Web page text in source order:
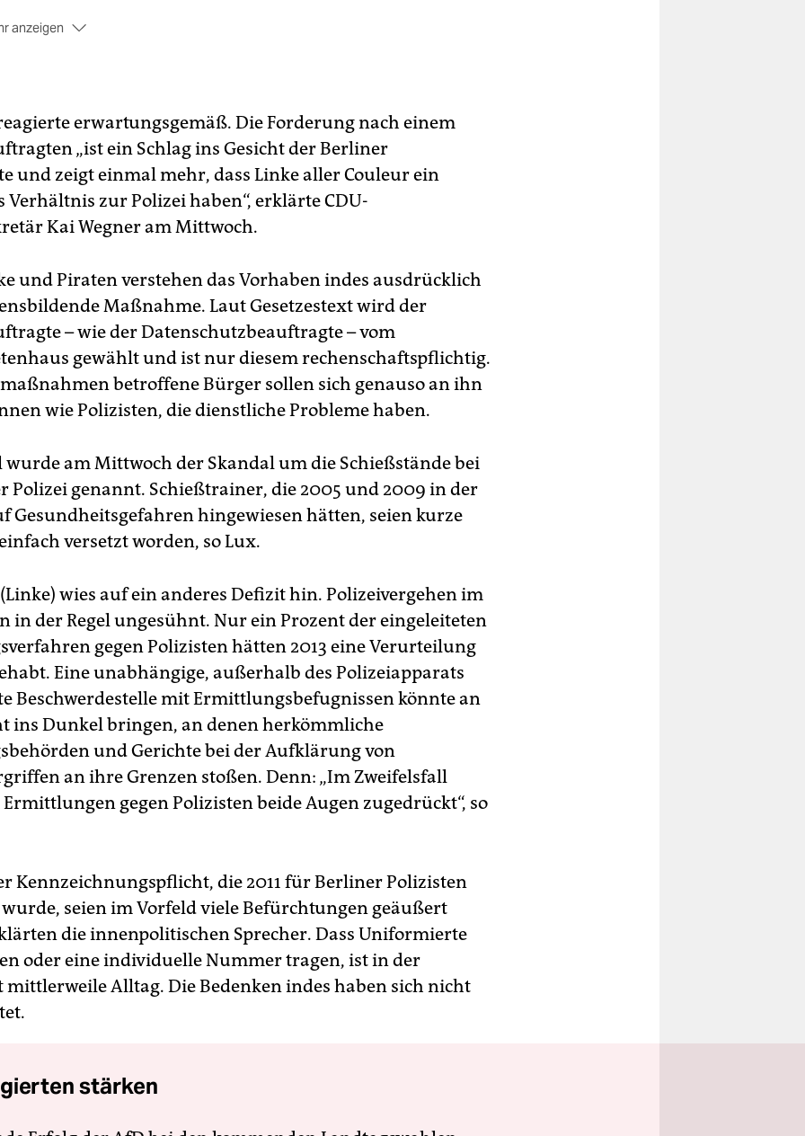
anzeigen
wird er tätig:Wenn hinreichend Anhaltspunkte vorliegen,
die Polizei rechtswidrig, unverhältnismäßig oder fehlerhaft
Erhält Zugang zu allen für den jeweiligen Vorgang
Unterlagen. Bekommt insbesondere Einsicht in alle
Kann eigene Untersuchungen anstellen.
ihn bei der Erfüllung seiner Aufgaben zu unterstützen.
Können mündlich oder schriftlichen erfolgen.
des öffentlichen Dienstes dürfen daraus keine
Nachteile entste- hen.
erwartungsgemäß. Die Forderung nach einem
„ist ein Schlag ins Gesicht der Berliner
und zeigt einmal mehr, dass Linke aller Couleur ein
Verhältnis zur Polizei haben“, erklärte CDU-
Kai Wegner am Mittwoch.
und Piraten verstehen das Vorhaben indes ausdrücklich
Maßnahme. Laut Gesetzestext wird der
– wie der Datenschutzbeauftragte – vom
gewählt und ist nur diesem rechenschaftspflichtig.
betroffene Bürger sollen sich genauso an ihn
wie Polizisten, die dienstliche Probleme haben.
wurde am Mittwoch der Skandal um die Schießstände bei
Polizei genannt. Schießtrainer, die 2005 und 2009 in der
Gesundheitsgefahren hingewiesen hätten, seien kurze
versetzt worden, so Lux.
wies auf ein anderes Defizit hin. Polizeivergehen im
in der Regel ungesühnt. Nur ein Prozent der eingeleiteten
gegen Polizisten hätten 2013 eine Verurteilung
Eine unabhängige, außerhalb des Polizeiapparats
Beschwerdestelle mit Ermittlungsbefugnissen könnte an
ins Dunkel bringen, an denen herkömmliche
und Gerichte bei der Aufklärung von
an ihre Grenzen stoßen. Denn: „Im Zweifelsfall
gegen Polizisten beide Augen zugedrückt“, so
Kennzeichnungspflicht, die 2011 für Berliner Polizisten
seien im Vorfeld viele Befürchtungen geäußert
die innenpolitischen Sprecher. Dass Uniformierte
oder eine individuelle Nummer tragen, ist in der
Alltag. Die Bedenken indes haben sich nicht
stärken